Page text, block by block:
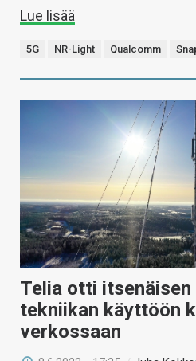
Lue lisää
5G NR-Light Qualcomm
Telia otti itsenäisen
tekniikan käyttöön
verkossaan